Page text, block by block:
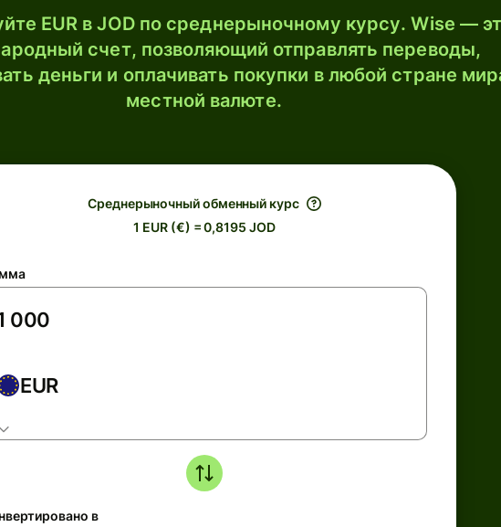
EUR в JOD по среднерыночному курсу. Wise —
счет, позволяющий отправлять переводы,
деньги и оплачивать покупки в любой стране
местной валюте.
Среднерыночный обменный курс
1 EUR (€) = 0,8195 JOD
EUR
в